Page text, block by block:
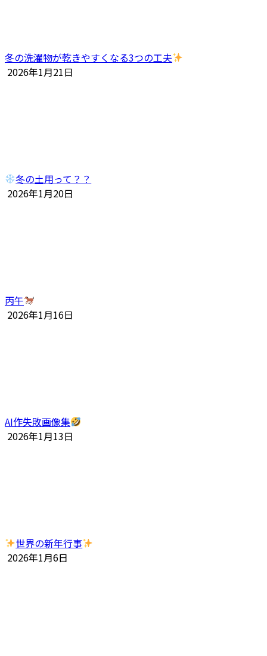
冬の洗濯物が乾きやすくなる3つの工夫
2026年1月21日
冬の土用って？？
2026年1月20日
丙午
2026年1月16日
AI作失敗画像集
2026年1月13日
世界の新年行事
2026年1月6日